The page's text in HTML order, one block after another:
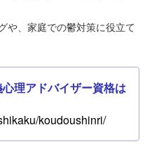
や、家庭での鬱対策に役立て
理アドバイザー資格は
koudoushinri/